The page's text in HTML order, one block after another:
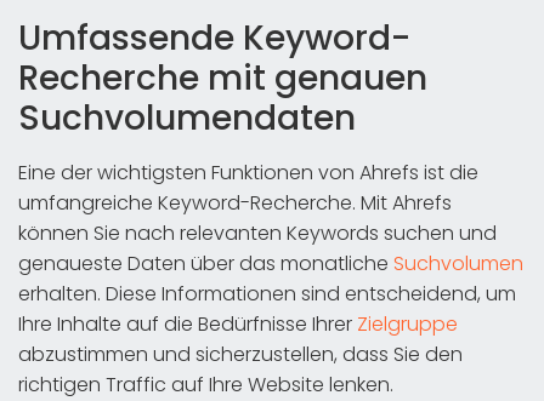
Umfassende Keyword-
Recherche mit genauen
Suchvolumendaten
Eine der wichtigsten Funktionen von Ahrefs ist die
umfangreiche Keyword-Recherche. Mit Ahrefs
können Sie nach relevanten Keywords suchen und
genaueste Daten über das monatliche Suchvolumen
erhalten. Diese Informationen sind entscheidend, um
Ihre Inhalte auf die Bedürfnisse Ihrer Zielgruppe
abzustimmen und sicherzustellen, dass Sie den
richtigen Traffic auf Ihre Website lenken.